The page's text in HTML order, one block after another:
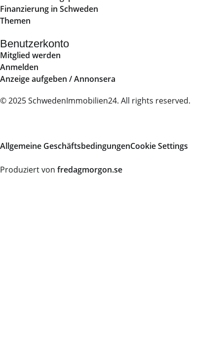
Finanzierung in Schweden
Themen
Benutzerkonto
Mitglied werden
Anmelden
Anzeige aufgeben / Annonsera
© 2025 SchwedenImmobilien24. All rights reserved.
Allgemeine GeschäftsbedingungenCookie Settings
Produziert von fredagmorgon.se